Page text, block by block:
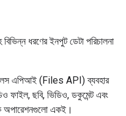
ধরণের ইনপুট ডেটা পরিচালনা
এপিআই (Files API) ব্যবহার
ফাইল, ছবি, ভিডিও, ডকুমেন্ট এবং
অপারেশনগুলো একই।